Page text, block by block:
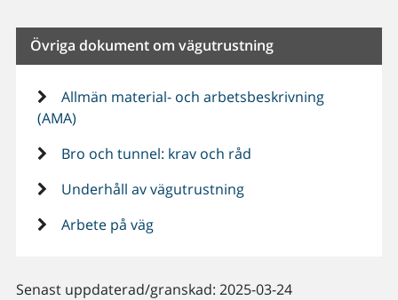
Övriga dokument om vägutrustning
Allmän material- och arbetsbeskrivning
(AMA)
Bro och tunnel: krav och råd
Underhåll av vägutrustning
Arbete på väg
Senast uppdaterad/granskad: 2025-03-24